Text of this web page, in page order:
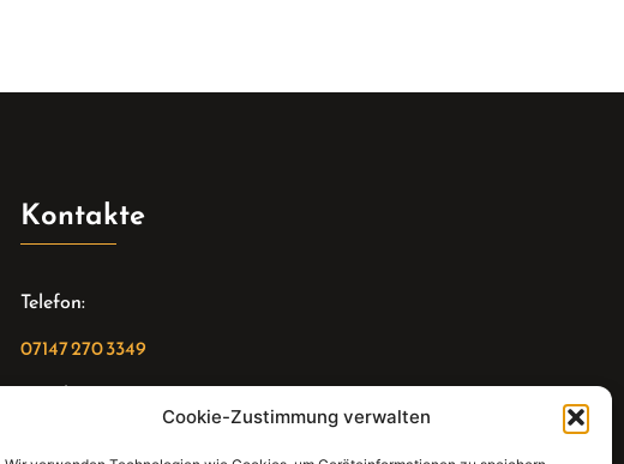
Cookie-Zustimmung verwalten
Kontakte
Telefon:
07147 270 3349
Email: